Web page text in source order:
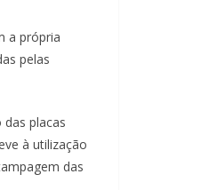
a própria
pelas
placas
à utilização
das